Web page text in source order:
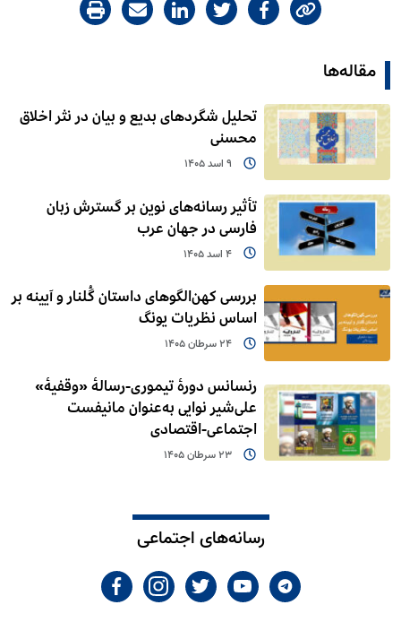
مقاله‌ها
تحلیل شگردهای بدیع و بیان در نثر اخلاق
محسنی
9 اسد 1405
تأثیر رسانه‌های نوین بر گسترش زبان
فارسی در جهان عرب
4 اسد 1405
بررسی کهن‌الگوهای داستان گُلنار و آیینه بر
اساس نظریات یونگ
24 سرطان 1405
رنسانس دورۀ تیموری-رسالۀ «وقفیۀ»
علی‌شیر نوایی به‌عنوان مانیفست
اجتماعی-اقتصادی
23 سرطان 1405
رسانه‌های اجتماعی